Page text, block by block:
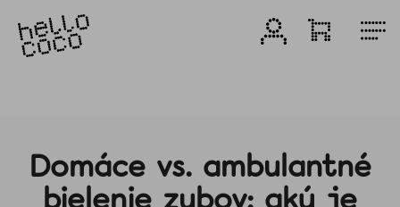
obsah
produkty
Prihlásenie
Domáce vs. ambulantné
bielenie zubov: aký je